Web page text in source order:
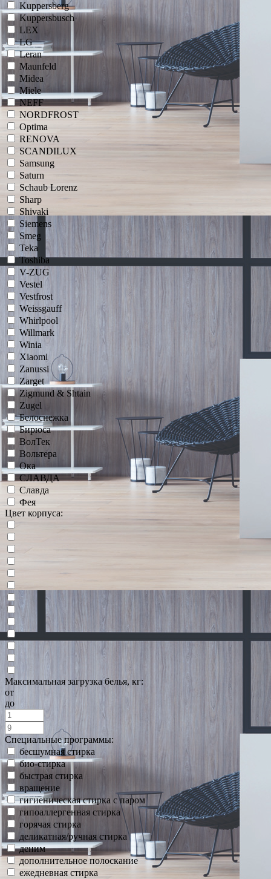
Kuppersberg
Kuppersbusch
LEX
LG
Leran
Maunfeld
Midea
Miele
NEFF
NORDFROST
Optima
RENOVA
SCANDILUX
Samsung
Saturn
Schaub Lorenz
Sharp
Shivaki
Siemens
Smeg
Teka
Toshiba
V-ZUG
Vestel
Vestfrost
Weissgauff
Whirlpool
Willmark
Winia
Xiaomi
Zanussi
Zarget
Zigmund & Shtain
Zugel
Белоснежка
Бирюса
ВолТек
Вольтера
Ока
СЛАВДА
Славда
Фея
Цвет корпуса:
Максимальная загрузка белья, кг:
от
до
Специальные программы:
бесшумная стирка
био-стирка
быстрая стирка
вращение
гигиеническая стирка с паром
гипоаллергенная стирка
горячая стирка
деликатная/ручная стирка
деним
дополнительное полоскание
ежедневная стирка